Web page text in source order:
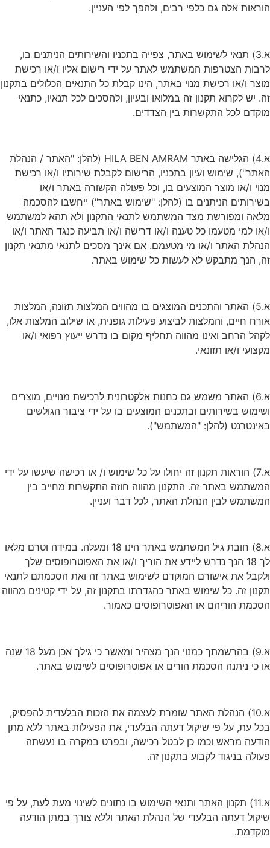
הוראות אלה גם כלפי רבים, ולהפך לפי העניין.
א.3) תנאי לשימוש באתר, צפייה בתכניו והשירותים הניתנים בו,
לרבות הצטרפות המשתמש לאתר על ידי רישום אליו ו/או רכישת
מוצר ו/או רכישת מנוי באתר, הינו קבלת כל התנאים הכלולים בתקנון
זה. יש לקרוא תקנון זה במלואו ובעיון, ולהסכים לכל תנאיו, כתנאי
מוקדם לכל התקשרות בין הצדדים.
א.4) הגלישה באתר HILA BEN AMRAM (להלן: "האתר / הנהלת
האתר"), שימוש ועיון בתכניו, הרישום לקבלת שירותיו ו/או רכישת
מנוי ו/או מוצר המוצעים בו, וכל פעולה הקשורה באתר ו/או
בשירותים הניתנים בו (להלן: "שימוש באתר") ייחשבו להסכמה
מלאה ומפורשת מצד המשתמש לתנאי התקנון ולא תהא למשתמש
ו/או למי מטעמו כל טענה ו/או דרישה ו/או תביעה כנגד האתר ו/או
הנהלת האתר ו/או מי מטעמם. אם אינך מסכים לתנאי מתנאי תקנון
זה, הנך מתבקש לא לעשות כל שימוש באתר.
א.5) האתר והתכנים המוצגים בו מהווים המלצות תזונה, המלצות
אורח חיים, והמלצות לביצוע פעילות גופנית, או שילוב המלצות אלו,
לקהל הרחב ואינו מהווה תחליף מקום בו נדרש ייעוץ רפואי ו/או
מקצועי ו/או תזונאי.
א.6) האתר משמש גם כחנות אלקטרונית לרכישת מנויים, מוצרים
ושימוש בשירותים ובתכנים המוצעים בו על ידי ציבור הגולשים
באינטרנט (להלן: "המשתמש").
א.7) הוראות תקנון זה יחולו על כל שימוש ו/ או רכישה שיעשו על ידי
המשתמש באתר זה. התקנון מהווה חוזה התקשרות מחייב בין
המשתמש לבין הנהלת האתר, לכל דבר ועניין.
א.8) חובת גיל המשתמש באתר הינו 18 ומעלה. במידה וטרם מלאו
לך 18 הנך נדרש ליידע את הוריך ו/או את האפוטרופוסים שלך
ולקבל את אישורם המוקדם לשימוש באתר זה ואת הסכמתם לתנאי
תקנון זה. כל שימוש באתר כהגדרתו בתקנון זה, על ידי קטינים מהווה
הסכמת הוריהם או האפוטרופוסים כאמור.
א.9) בהרשמתך כמנוי הנך מצהיר ומאשר כי גילך אכן מעל 18 שנה
או כי ניתנה הסכמת הורים או אפוטרופוסים לשימוש באתר.
א.10) הנהלת האתר שומרת לעצמה את הזכות הבלעדית להפסיק,
בכל עת, על פי שיקול דעתה הבלעדי, את הפעילות באתר ללא מתן
הודעה מראש וכמו כן לבטל רכישה, ובפרט במקרה בו נעשתה
פעולה בניגוד לקבוע בתקנון זה.
א.11) תקנון האתר ותנאי השימוש בו נתונים לשינוי מעת לעת, על פי
שיקול דעתה הבלעדי של הנהלת האתר וללא צורך במתן הודעה
מוקדמת.